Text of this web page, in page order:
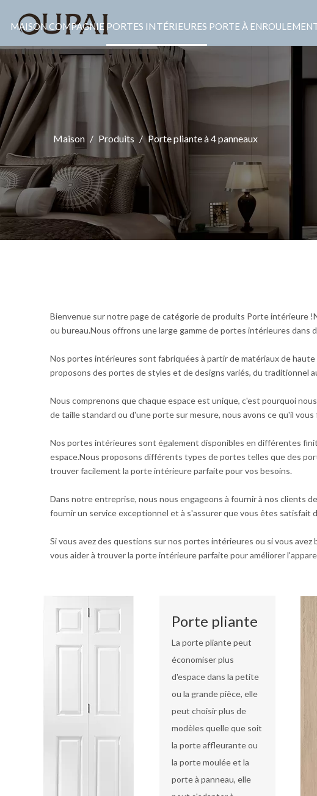
MAISON COMPAGNIE PORTES INTÉRIEURES PORTE À
Maison / Produits / Porte pliante à 4 panneaux
Bienvenue sur notre page de catégorie de produits Porte intérieure
ou bureau.Nous offrons une large gamme de portes intérieures
Nos portes intérieures sont fabriquées à partir de matériaux de
proposons des portes de styles et de designs variés, du traditionnel
Nous comprenons que chaque espace est unique, c'est pourquoi
de taille standard ou d'une porte sur mesure, nous avons ce qu'il vous
Nos portes intérieures sont également disponibles en différentes
espace.Nous proposons différents types de portes telles que des
trouver facilement la porte intérieure parfaite pour vos besoins.
Dans notre entreprise, nous nous engageons à fournir à nos clients
fournir un service exceptionnel et à s'assurer que vous êtes satisfait
Si vous avez des questions sur nos portes intérieures ou si vous
vous aider à trouver la porte intérieure parfaite pour améliorer
Porte pliante
La porte pliante peut
économiser plus
d'espace dans la petite
ou la grande pièce, elle
peut choisir plus de
modèles quelle que soit
la porte affleurante ou
la porte moulée et la
porte à panneau, elle